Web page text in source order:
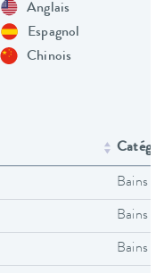
Anglais
Espagnol
Chinois
Bains
Bains
Bains